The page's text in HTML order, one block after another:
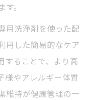
。
用洗浄剤を使った配
用した簡易的なケア
することで、より高
様やアレルギー体質
維持が健康管理の一